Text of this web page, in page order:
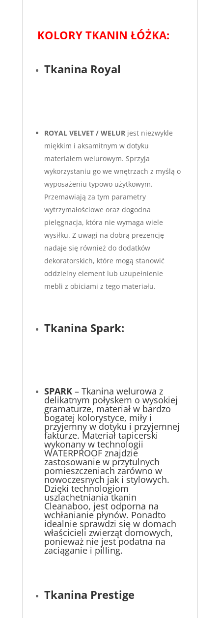
KOLORY TKANIN ŁÓŻKA:
Tkanina Royal
ROYAL VELVET / WELURjest niezwykle
miękkim i aksamitnym w dotyku
materiałem welurowym. Sprzyja
wykorzystaniu go we wnętrzach z myślą o
wyposażeniu typowo użytkowym.
Przemawiają za tym parametry
wytrzymałościowe oraz dogodna
pielęgnacja, która nie wymaga wiele
wysiłku. Z uwagi na dobrą prezencję
nadaje się również do dodatków
dekoratorskich, które mogą stanowić
oddzielny element lub uzupełnienie
mebli z obiciami z tego materiału.
Tkanina Spark:
SPARK– Tkanina welurowa z
delikatnym połyskem o wysokiej
gramaturze, materiał w bardzo
bogatej kolorystyce, miły i
przyjemny w dotyku i przyjemnej
fakturze. Materiał tapicerski
wykonany w technologii
WATERPROOF znajdzie
zastosowanie w przytulnych
pomieszczeniach zarówno w
nowoczesnych jak i stylowych.
Dzięki technologiom
uszlachetniania tkanin
Cleanaboo, jest odporna na
wchłanianie płynów. Ponadto
idealnie sprawdzi się w domach
właścicieli zwierząt domowych,
ponieważ nie jest podatna na
zaciąganie i pilling.
Tkanina Prestige